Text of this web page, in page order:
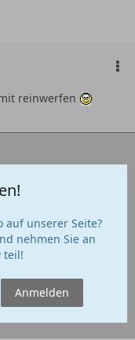
reinwerfen
auf unserer Seite?
nehmen Sie an
teil!
Anmelden